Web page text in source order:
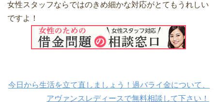
女性スタッフならではのきめ細かな対応がとてもうれしい
ですよ！
今日から生活を立て直しましょう！過バライ金について、
アヴァンスレディースで無料相談して下さい！